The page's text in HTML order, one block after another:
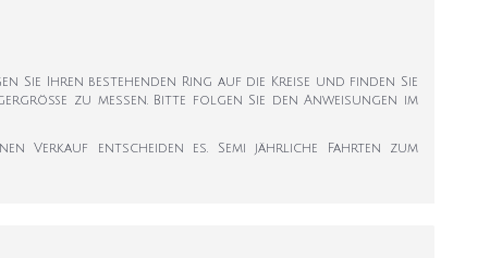
Sie Ihren bestehenden Ring auf die Kreise und finden Sie
zu messen. Bitte folgen Sie den Anweisungen im
Verkauf entscheiden es. Semi jährliche Fahrten zum